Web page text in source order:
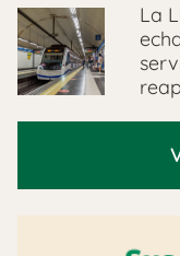
La